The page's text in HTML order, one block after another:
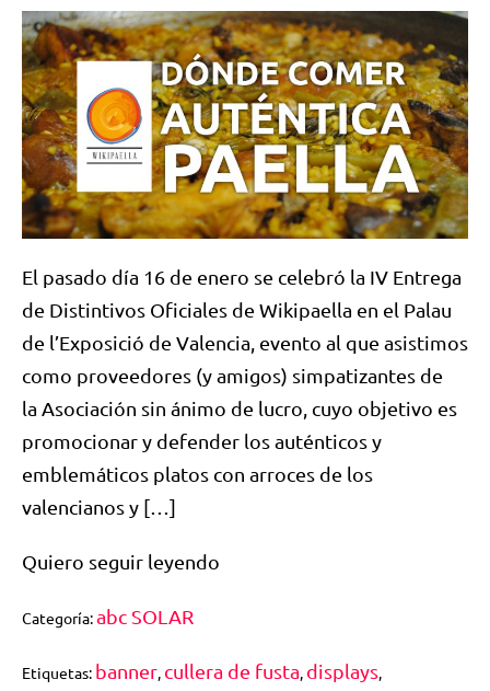
El pasado día 16 de enero se celebró la IV Entrega
de Distintivos Oficiales de Wikipaella en el Palau
de l’Exposició de Valencia, evento al que asistimos
como proveedores (y amigos) simpatizantes de
la Asociación sin ánimo de lucro, cuyo objetivo es
promocionar y defender los auténticos y
emblemáticos platos con arroces de los
valencianos y […]
Quiero seguir leyendo
Categoría:abc SOLAR
Etiquetas: banner, cullera de fusta, displays,